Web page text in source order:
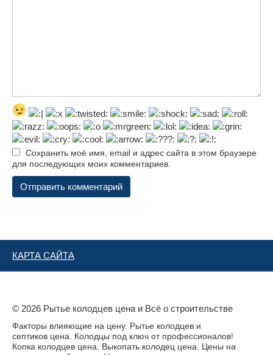
Сохранить моё имя, email и адрес сайта в этом браузере
для последующих моих комментариев.
КАРТА САЙТА
© 2026 Рытье колодцев цена и Всё о строительстве
Факторы влияющие на цену. Рытье колодцев и
септиков цена. Колодцы под ключ от профессионалов!
Копка колодцев цена. Выкопать колодец цена. Цены на